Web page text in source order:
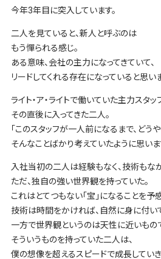
今年3年目に突入しています。
二人を見ていると、新人と呼ぶのは
もう憚られる感じ。
ある意味、会社の主力になってきていて、
リードしてくれる存在になっていると思いま
ライト・ア・ライトで働いていた主力スタッ
その直後に入ってきた二人。
「このスタッフが一人前になるまで、どう
そんなことばかり考えていたように思いま
入社当初の二人は経験もなく、技術もなか
ただ、独自の強い世界観を持っていた。
これはとてつもない「宝」になることを予
技術は時間をかければ、自然に身に付い
一方で世界観というのは天性に近いもの
そういうものを持っていた二人は、
僕の想像を超えるスピードで成長していき